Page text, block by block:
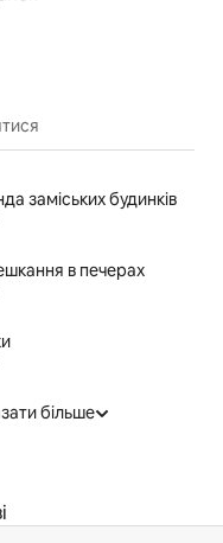
заміських будинків
в печерах
більше